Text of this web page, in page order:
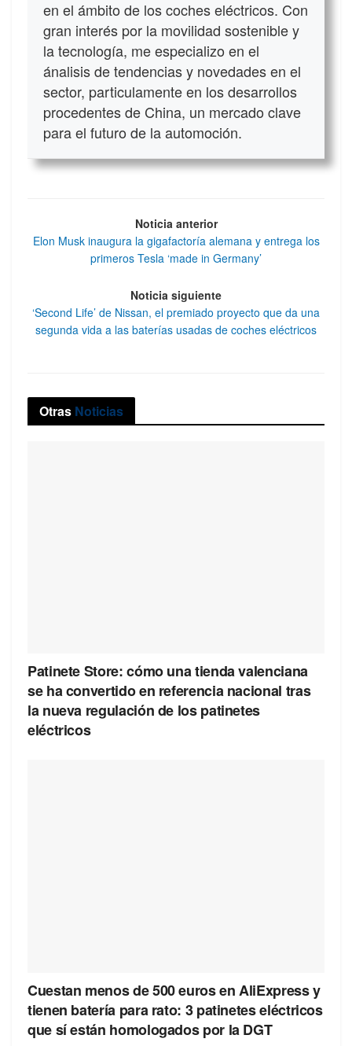
en el ámbito de los coches eléctricos. Con
gran interés por la movilidad sostenible y
la tecnología, me especializo en el
ánalisis de tendencias y novedades en el
sector, particulamente en los desarrollos
procedentes de China, un mercado clave
para el futuro de la automoción.
Noticia anterior
Elon Musk inaugura la gigafactoría alemana y entrega los
primeros Tesla ‘made in Germany’
Noticia siguiente
‘Second Life’ de Nissan, el premiado proyecto que da una
segunda vida a las baterías usadas de coches eléctricos
Otras Noticias
Patinete Store: cómo una tienda valenciana
se ha convertido en referencia nacional tras
la nueva regulación de los patinetes
eléctricos
Cuestan menos de 500 euros en AliExpress y
tienen batería para rato: 3 patinetes eléctricos
que sí están homologados por la DGT